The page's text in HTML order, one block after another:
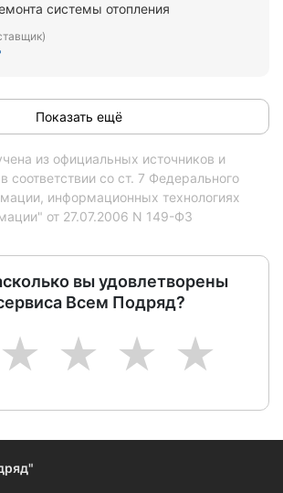
капитального ремонта системы отопления
Показать ещё
из официальных источников и
соответствии со ст. 7 Федерального
информационных технологиях
от 27.07.2006 N 149-ФЗ
вы удовлетворены
Всем Подряд?
5
4
3
2